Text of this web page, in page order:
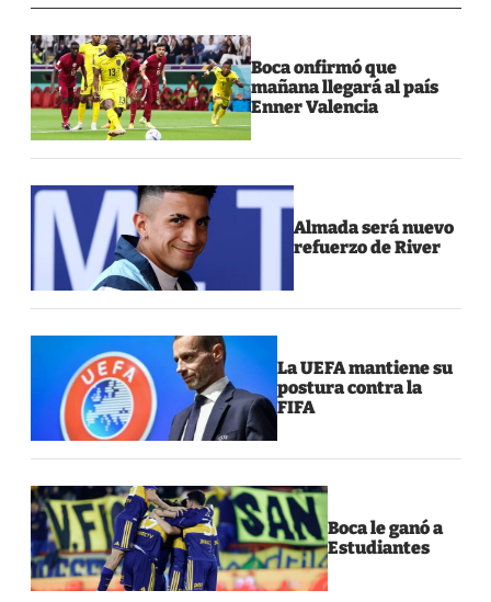
Boca onfirmó que
mañana llegará al país
Enner Valencia
Almada será nuevo
refuerzo de River
La UEFA mantiene su
postura contra la
FIFA
Boca le ganó a
Estudiantes